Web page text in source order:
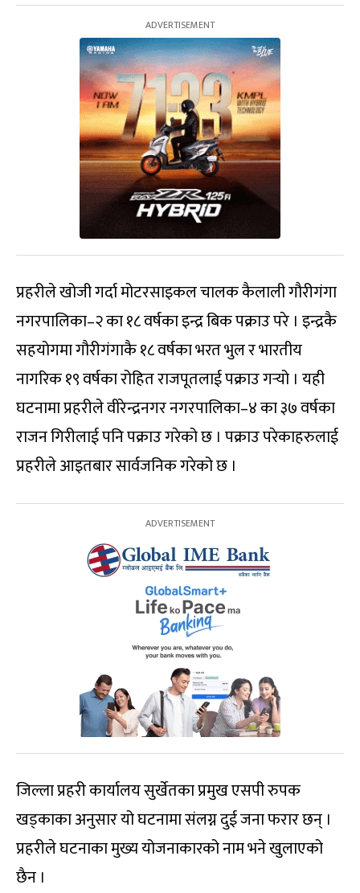
प्रहरीले खोजी गर्दा मोटरसाइकल चालक कैलाली गौरीगंगा
नगरपालिका–२ का १८ वर्षका इन्द्र बिक पक्राउ परे । इन्द्रकै
सहयोगमा गौरीगंगाकै १८ वर्षका भरत भुल र भारतीय
नागरिक १९ वर्षका रोहित राजपूतलाई पक्राउ गर्‍यो । यही
घटनामा प्रहरीले वीरेन्द्रनगर नगरपालिका–४ का ३७ वर्षका
राजन गिरीलाई पनि पक्राउ गरेको छ । पक्राउ परेकाहरुलाई
प्रहरीले आइतबार सार्वजनिक गरेको छ ।
जिल्ला प्रहरी कार्यालय सुर्खेतका प्रमुख एसपी रुपक
खड्काका अनुसार यो घटनामा संलग्न दुई जना फरार छन् ।
प्रहरीले घटनाका मुख्य योजनाकारको नाम भने खुलाएको
छैन ।